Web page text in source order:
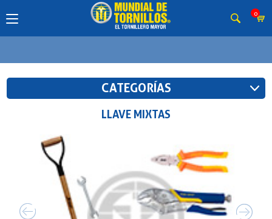
0
LLAVE MIXTAS
CATEGORÍAS